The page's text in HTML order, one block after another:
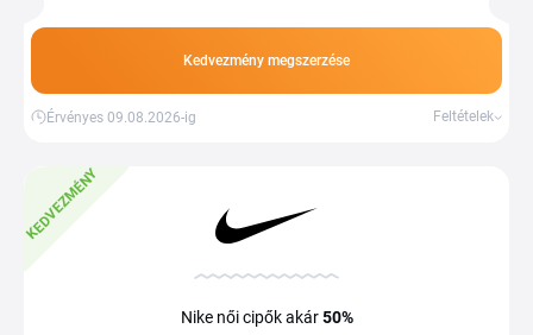
Kedvezmény megszerzése
Érvényes 09.08.2026-ig Feltételek
KEDVEZMÉNY
Nike női cipők akár50%